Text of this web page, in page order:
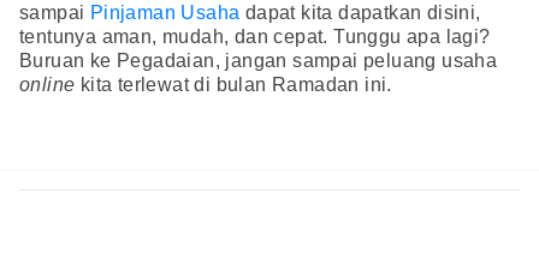
sampai Pinjaman Usaha dapat kita dapatkan disini,
tentunya aman, mudah, dan cepat. Tunggu apa lagi?
Buruan ke Pegadaian, jangan sampai peluang usaha
online kita terlewat di bulan Ramadan ini.